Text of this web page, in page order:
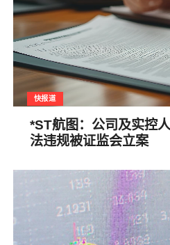
快报道
*ST航图：公司及实控
法违规被证监会立案